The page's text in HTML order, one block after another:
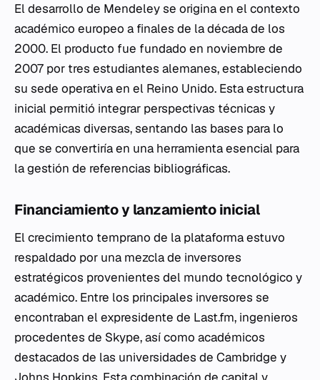
El desarrollo de Mendeley se origina en el contexto
académico europeo a finales de la década de los
2000. El producto fue fundado en noviembre de
2007 por tres estudiantes alemanes, estableciendo
su sede operativa en el Reino Unido. Esta estructura
inicial permitió integrar perspectivas técnicas y
académicas diversas, sentando las bases para lo
que se convertiría en una herramienta esencial para
la gestión de referencias bibliográficas.
Financiamiento y lanzamiento inicial
El crecimiento temprano de la plataforma estuvo
respaldado por una mezcla de inversores
estratégicos provenientes del mundo tecnológico y
académico. Entre los principales inversores se
encontraban el expresidente de Last.fm, ingenieros
procedentes de Skype, así como académicos
destacados de las universidades de Cambridge y